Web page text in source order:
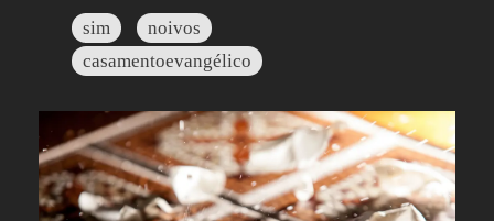
sim
noivos
casamentoevangélico